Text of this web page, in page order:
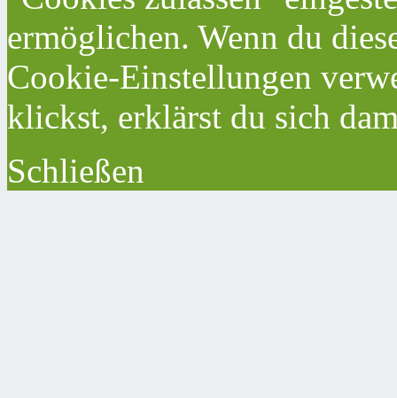
ermöglichen. Wenn du
Cookie-Einstellungen
klickst, erklärst du sich
Schließen